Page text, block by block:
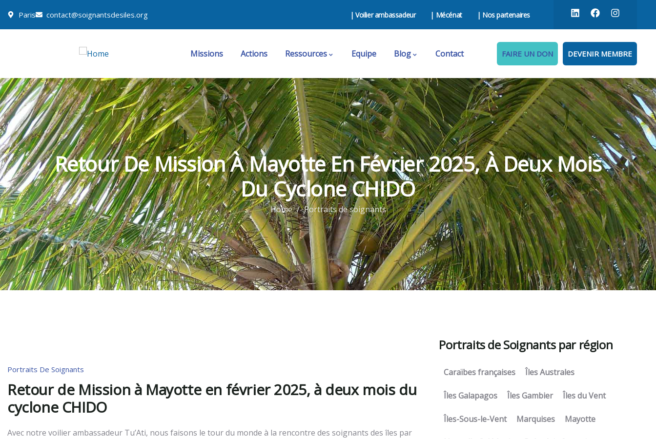
Paris contact@soignantsdesiles.org | Voilier ambassadeur | Mécénat | Nos partenaires
Missions Actions Ressources Equipe Blog Contact FAIRE UN DON DEVENIR MEMBRE
Retour De Mission À Mayotte En Février 2025, À Deux Mois
Du Cyclone CHIDO
Home Portraits de soignants
Portraits De Soignants
Retour de Mission à Mayotte en février 2025, à deux mois du
cyclone CHIDO
Avec notre voilier ambassadeur Tu’Ati, nous faisons le tour du monde à la rencontre des soignants des îles par
Portraits de Soignants par région
Caraïbes françaises Îles Australes
Îles Galapagos Îles Gambier Îles du Vent
Îles-Sous-le-Vent Marquises Mayotte